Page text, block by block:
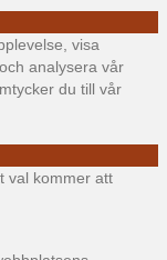
visa
analysera vår
du till vår
val kommer att